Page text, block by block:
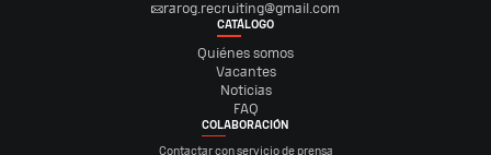
rarog.recruiting@gmail.com
CATÁLOGO
Quiénes somos
Vacantes
Noticias
FAQ
COLABORACIÓN
Contactar con servicio de prensa